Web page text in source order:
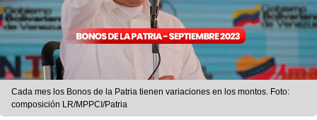
Cada mes los Bonos de la Patria tienen variaciones en los montos. Foto:
composición LR/MPPCI/Patria